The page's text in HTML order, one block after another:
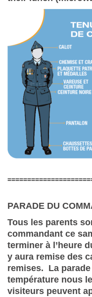
PARADE DU
Tous les parents
commandant ce
terminer à l’heure
y aura remise des
remises. La
température nous
visiteurs peuvent